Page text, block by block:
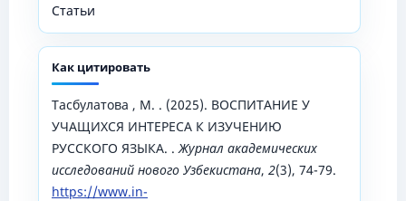
Статьи
Как цитировать
Тасбулатова , М. . (2025). ВОСПИТАНИЕ У
УЧАЩИХСЯ ИНТЕРЕСА К ИЗУЧЕНИЮ
РУССКОГО ЯЗЫКА. .Журнал академических
исследований нового Узбекистана, 2(3), 74-79.
https://www.in-